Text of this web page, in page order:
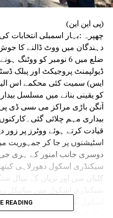
(پی این این)
چھپرہ :بہار اسمبلی انتخابات
دہندگان میں ووٹ ڈالنے کا
ضلع میں 6 نومبر کو
ڈیولپمنٹ پروجیکٹ اور پبلک
ایس) سمیت کئی محکمے اس
کو یقینی بنانے میں مسلسل
آنگن باڑی مراکز می ںسی ڈی
بیداری مہم چلائی
اسٹیشنوں پر جا کر جمہوریت
دوسری جانب امنور کے ہری جی
سیکنڈری اسکول دھورلاہی
کلیان میں اور تریاں کے نیپال
اسکول شوبھے پور میں پربھات
مڈل اسکول میں کوئز مقابلے
READING